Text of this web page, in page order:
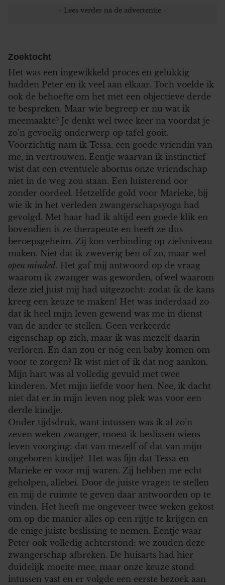
Zoektocht
Het was een ingewikkeld proces en gelukkig
hadden Peter en ik veel aan elkaar. Toch voelde ik
ook de behoefte om het met een objectieve derde
te bespreken. Maar wie begreep er nu wat ik
meemaakte? Je denkt wel twee keer na voordat je
zo’n gevoelig onderwerp op tafel gooit.
Voorzichtig nam ik Tessa, een goede vriendin van
me, in vertrouwen. Eentje waarvan ik instinctief
wist dat een eventuele abortus onze vriendschap
niet in de weg zou staan. Een luisterend oor
zonder oordeel. Hetzelfde gold voor Marieke, bij
wie ik in het verleden zwangerschapsyoga had
gevolgd. Met haar had ik altijd een goede klik en
bovendien is ze therapeute en heeft ze dus
beroepsgeheim. Zij kon verbinding op zielsniveau
maken. Niet dat ik zweverig ben of zo, maar wel
open minded. Het gaf mij antwoord op de vraag
waarom ik zwanger was geworden, ofwel waarom
deze ziel juist mij had uitgezocht: zodat ík de kans
kreeg een keuze te maken! Het was inderdaad zo
dat ik heel mijn leven gewend was me in dienst
van de ander te stellen. Geen verkeerde
eigenschap op zich, maar ik was mezelf daarin
verloren. En dan zou er nóg een baby komen om
voor te zorgen? Ik wist niet of ik dat nog aankon.
Mijn hart was al volledig gevuld met twee
kinderen. Met mijn liefde voor hen. Nee, ik dacht
niet dat er in mijn leven nog plek was voor een
derde kindje.
Onder tijdsdruk, want intussen was ik al zo’n
zeven weken zwanger, moest ik beslissen wiens
leven voorging: dat van mezelf of dat van mijn
ongeboren kindje? Het was fijn dat Tessa en
Marieke er voor mij waren. Zij hebben me echt
geholpen, allebei. Door de juiste vragen te stellen
en mij de ruimte te geven daar antwoorden op te
vinden. Het heeft me ongeveer twee weken gekost
om op die manier alles op een rijtje te krijgen en
de enige juiste beslissing te nemen. Eentje waar
Peter ook volledig achterstond: we zouden deze
zwangerschap afbreken. De huisarts had hier
duidelijk moeite mee, maar onze keuze stond
intussen vast en er volgde een eerste bezoek aan